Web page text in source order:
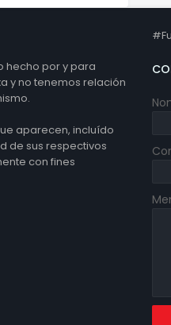
hecho por y para
y no tenemos relación
aparecen, incluído
de sus respectivos
con fines